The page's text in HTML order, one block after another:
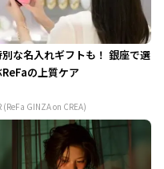
な名入れギフトも！ 銀座で選
の上質ケア
(ReFa GINZA on CREA)